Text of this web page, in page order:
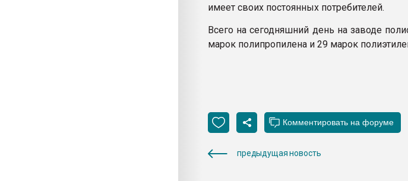
имеет своих постоянных потребителей.
Всего на сегодняшний день на заводе
марок полипропилена и 29 марок
предыдущая новость